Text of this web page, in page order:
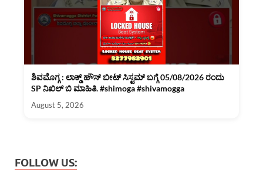
ಶಿವಮೊಗ್ಗ : ಲಾಕ್ಡ್ ಹೌಸ್ ಬೀಟ್ ಸಿಸ್ಟಮ್ ಬಗ್ಗೆ 05/08/2026 ರಂದು
SP ನಿಖಿಲ್ ಬಿ ಮಾಹಿತಿ. #shimoga #shivamogga
August 5, 2026
FOLLOW US: